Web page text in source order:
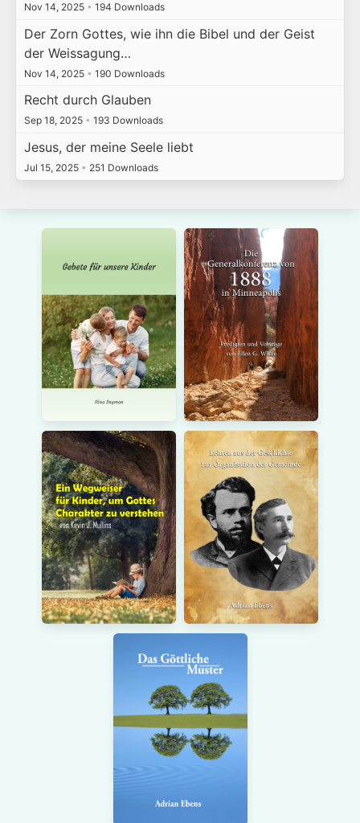
Nov 14, 2025 • 194 Downloads
Der Zorn Gottes, wie ihn die Bibel und der Geist
der Weissagung…
Nov 14, 2025 • 190 Downloads
Recht durch Glauben
Sep 18, 2025 • 193 Downloads
Jesus, der meine Seele liebt
Jul 15, 2025 • 251 Downloads